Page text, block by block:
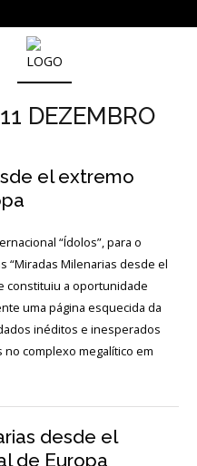
DEZEMBRO
el extremo
“Ídolos”, para o
“Miradas Milenarias desde el
constituiu a oportunidade
uma página esquecida da
inéditos e inesperados
complexo megalítico em
desde el
de Europa